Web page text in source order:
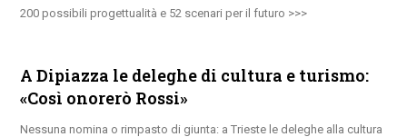
200 possibili progettualità e 52 scenari per il futuro
A Dipiazza le deleghe di cultura e turismo:
«Così onorerò Rossi»
Nessuna nomina o rimpasto di giunta: a Trieste le deleghe alla cultura